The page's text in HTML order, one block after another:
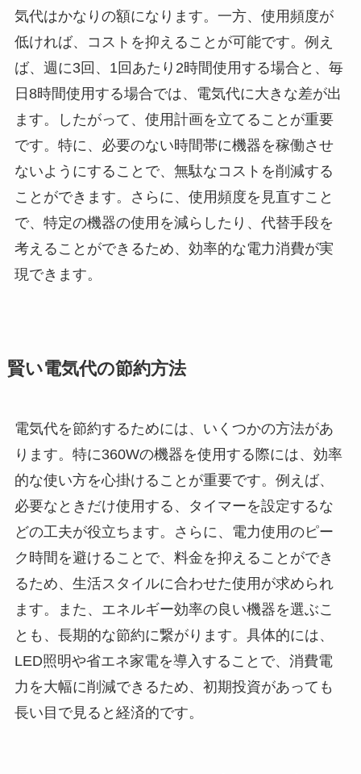
気代はかなりの額になります。一方、使用頻度が
低ければ、コストを抑えることが可能です。例え
ば、週に3回、1回あたり2時間使用する場合と、毎
日8時間使用する場合では、電気代に大きな差が出
ます。したがって、使用計画を立てることが重要
です。特に、必要のない時間帯に機器を稼働させ
ないようにすることで、無駄なコストを削減する
ことができます。さらに、使用頻度を見直すこと
で、特定の機器の使用を減らしたり、代替手段を
考えることができるため、効率的な電力消費が実
現できます。
賢い電気代の節約方法
電気代を節約するためには、いくつかの方法があ
ります。特に360Wの機器を使用する際には、効率
的な使い方を心掛けることが重要です。例えば、
必要なときだけ使用する、タイマーを設定するな
どの工夫が役立ちます。さらに、電力使用のピー
ク時間を避けることで、料金を抑えることができ
るため、生活スタイルに合わせた使用が求められ
ます。また、エネルギー効率の良い機器を選ぶこ
とも、長期的な節約に繋がります。具体的には、
LED照明や省エネ家電を導入することで、消費電
力を大幅に削減できるため、初期投資があっても
長い目で見ると経済的です。